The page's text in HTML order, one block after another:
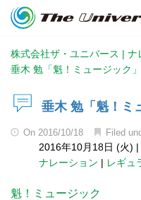
株式会社ザ・ユニバース | ナ
垂木 勉「魁！ミュージック」
垂木 勉「魁！ミ
On 2016/10/18 Filed
2016年10月18日 (火) |
ナレーション | レギュ
魁！ミュージック